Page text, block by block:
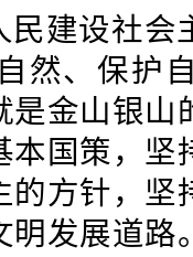
民建设社会
然、保护
是金山银山
本国策，坚
的方针，坚
明发展道路